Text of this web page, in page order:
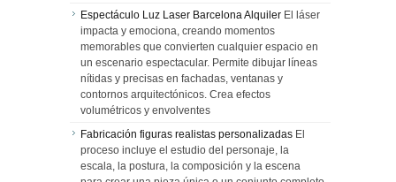
Espectáculo Luz Laser Barcelona Alquiler El láser
impacta y emociona, creando momentos
memorables que convierten cualquier espacio en
un escenario espectacular. Permite dibujar líneas
nítidas y precisas en fachadas, ventanas y
contornos arquitectónicos. Crea efectos
volumétricos y envolventes
Fabricación figuras realistas personalizadas El
proceso incluye el estudio del personaje, la
escala, la postura, la composición y la escena